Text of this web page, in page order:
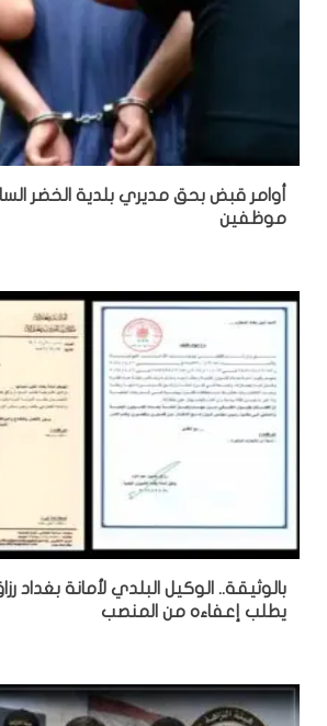
موظفين
بالوثيقة.. الوكيل البلدي لأمانة بغداد
يطلب إعفاءه من المنصب